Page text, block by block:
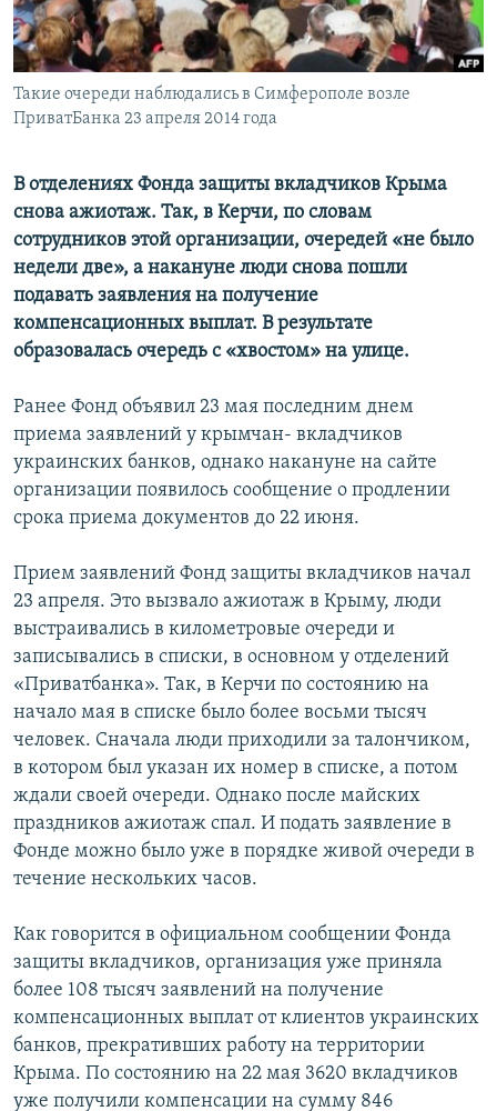
ПОБЕДИТЕЛЕЙ НЕ СУДЯТ?
КРЫМ.НЕПОКОРЕННЫЙ
ELIFBE
ПРИСОЕДИНЯЙТЕСЬ!
Такие очереди наблюдались в Симферополе возле
ПриватБанка 23 апреля 2014 года
В отделениях Фонда защиты вкладчиков Крыма
снова ажиотаж. Так, в Керчи, по словам
сотрудников этой организации, очередей «не было
недели две», а накануне люди снова пошли
подавать заявления на получение
компенсационных выплат. В результате
образовалась очередь с «хвостом» на улице.
Ранее Фонд объявил 23 мая последним днем
приема заявлений у крымчан- вкладчиков
украинских банков, однако накануне на сайте
организации появилось сообщение о продлении
срока приема документов до 22 июня.
Прием заявлений Фонд защиты вкладчиков начал
23 апреля. Это вызвало ажиотаж в Крыму, люди
выстраивались в километровые очереди и
записывались в списки, в основном у отделений
«Приватбанка». Так, в Керчи по состоянию на
начало мая в списке было более восьми тысяч
человек. Сначала люди приходили за талончиком,
в котором был указан их номер в списке, а потом
ждали своей очереди. Однако после майских
праздников ажиотаж спал. И подать заявление в
Фонде можно было уже в порядке живой очереди в
течение нескольких часов.
Как говорится в официальном сообщении Фонда
защиты вкладчиков, организация уже приняла
более 108 тысяч заявлений на получение
компенсационных выплат от клиентов украинских
банков, прекративших работу на территории
Крыма. По состоянию на 22 мая 3620 вкладчиков
уже получили компенсации на сумму 846